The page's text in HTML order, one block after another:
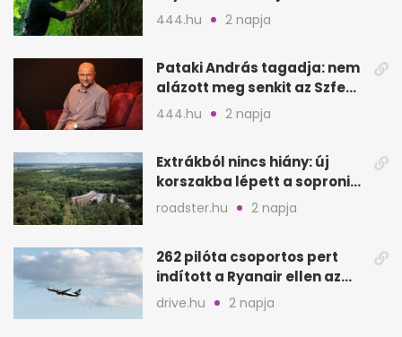
Csendes barátot
444.hu 2 napja
Pataki András tagadja: nem
alázott meg senkit az Szfe
felvételijén
444.hu 2 napja
Extrákból nincs hiány: új
korszakba lépett a soproni
Fagus Hotel
roadster.hu 2 napja
262 pilóta csoportos pert
indított a Ryanair ellen az
Egyesült Királyságban
drive.hu 2 napja